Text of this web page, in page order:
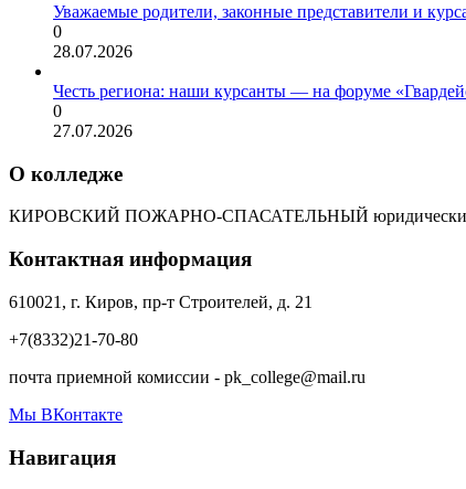
Уважаемые родители, законные представители и
0
28.07.2026
Честь региона: наши курсанты — на форуме
0
27.07.2026
О колледже
КИРОВСКИЙ ПОЖАРНО-СПАСАТЕЛЬНЫЙ юридический
Контактная информация
610021, г. Киров, пр-т Строителей, д. 21
+7(8332)21-70-80
почта приемной комиссии - pk_college@mail.ru
Мы ВКонтакте
Навигация